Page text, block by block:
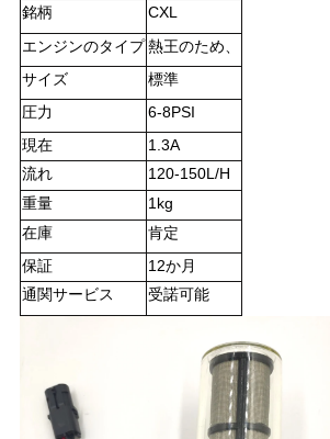
ス
事
件
地
図
銘柄
CXL
エンジンのタイプ熱王のため、
サイズ
標準
圧力
6-8PSI
現在
1.3A
流れ
120-150L/H
重量
1kg
在庫
肯定
保証
12か月
通関サービス
受諾可能